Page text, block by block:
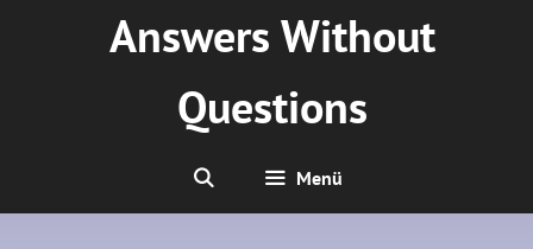
Answers Without
Questions
Menü